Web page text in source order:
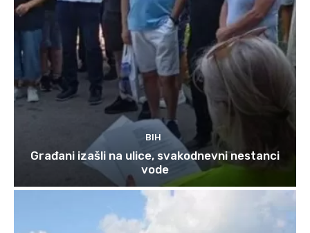
BIH
Građani izašli na ulice, svakodnevni nestanci
vode